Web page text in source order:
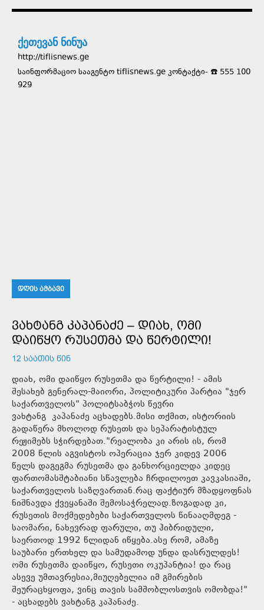
ქეთევან ნინუა
http://tiflisnews.ge
საინფორმაციო სააგენტო tiflisnews.ge კონტაქტი- ☎️ 555 100
929
ᲓᲦᲘᲡ ᲐᲛᲑᲐᲕᲘ
ᲕᲐᲮᲢᲐᲜᲒ ᲙᲐᲞᲐᲜᲐᲫᲔ – ᲓᲘᲐᲮ, ᲝᲛᲘ
ᲓᲐᲘᲬᲧᲝ ᲠᲣᲡᲔᲗᲛᲐ ᲓᲐ ᲬᲔᲠᲢᲘᲚᲘ!
12 ᲡᲐᲐᲗᲘᲡ ᲬᲘᲜ
დიახ, ომი დაიწყო რუსეთმა და წერტილი! - ამის
შესახებ გენერალ-მაიორი, პოლიტიკური პარტია "ჯერ
საქართველოს" პოლიტსაბჭოს წევრი
ვახტანგ კაპანაძე აცხადებს.მისი თქმით, ისტორიის
გადაწერა მხოლოდ რუსეთს და სეპარატისტულ
რეჟიმებს სჭირდებათ."რეალობა კი არის ის, რომ
2008 წლის აგვისტოს ოპერაცია ჯერ კიდევ 2006
წელს დაგეგმა რუსეთმა და განხორციელდა კიდეც
ფართომასშტაბიანი სწავლება ჩრდილოეთ კავკასიაში,
საქართველოს საზღვართან.რაც ფაქტიურ მზადყოფნას
ნიშნავდა ქვეყანაში შემოსაჭრელად.ზოგადად კი,
რუსეთის მოქმედებები საქართველოს წინააღმდეგ -
საომარი, ნახევრად ფარული, თუ ჰიბრიდული,
საერთოდ 1992 წლიდან იწყება.ასე რომ, ამაზე
საუბარი ერთხელ და სამუდამოდ უნდა დასრულდეს!
ომი რუსეთმა დაიწყო, რუსეთი ოკუპანტია! და რაც
ასევე უმთავრესია,მიუღებელია იმ გმირების
შეურაცხყოფა, ვინც თავის სამშობლოსთვის ომობდა!"
- აცხადებს ვახტანგ კაპანაძე.